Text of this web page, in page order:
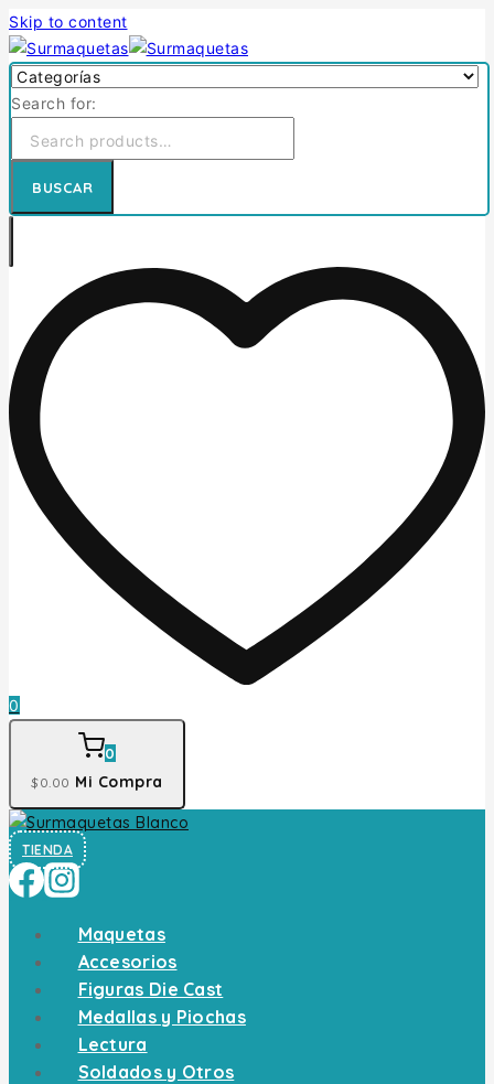
Skip to content
Search for:
BUSCAR
0
0
$0 .00 Mi Compra
TIENDA
Maquetas
Accesorios
Figuras Die Cast
Medallas y Piochas
Lectura
Soldados y Otros